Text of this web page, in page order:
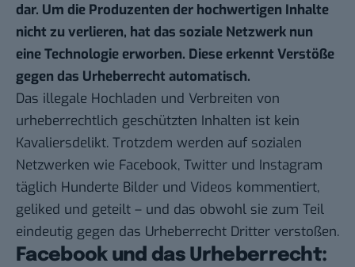
dar. Um die Produzenten der hochwertigen Inhalte
nicht zu verlieren, hat das soziale Netzwerk nun
eine Technologie erworben. Diese erkennt Verstöße
gegen das Urheberrecht automatisch.
Das illegale Hochladen und Verbreiten von
urheberrechtlich geschützten Inhalten ist kein
Kavaliersdelikt. Trotzdem werden auf sozialen
Netzwerken wie Facebook, Twitter und Instagram
täglich Hunderte Bilder und Videos kommentiert,
geliked und geteilt – und das obwohl sie zum Teil
eindeutig gegen das Urheberrecht Dritter verstoßen.
Facebook und das Urheberrecht: